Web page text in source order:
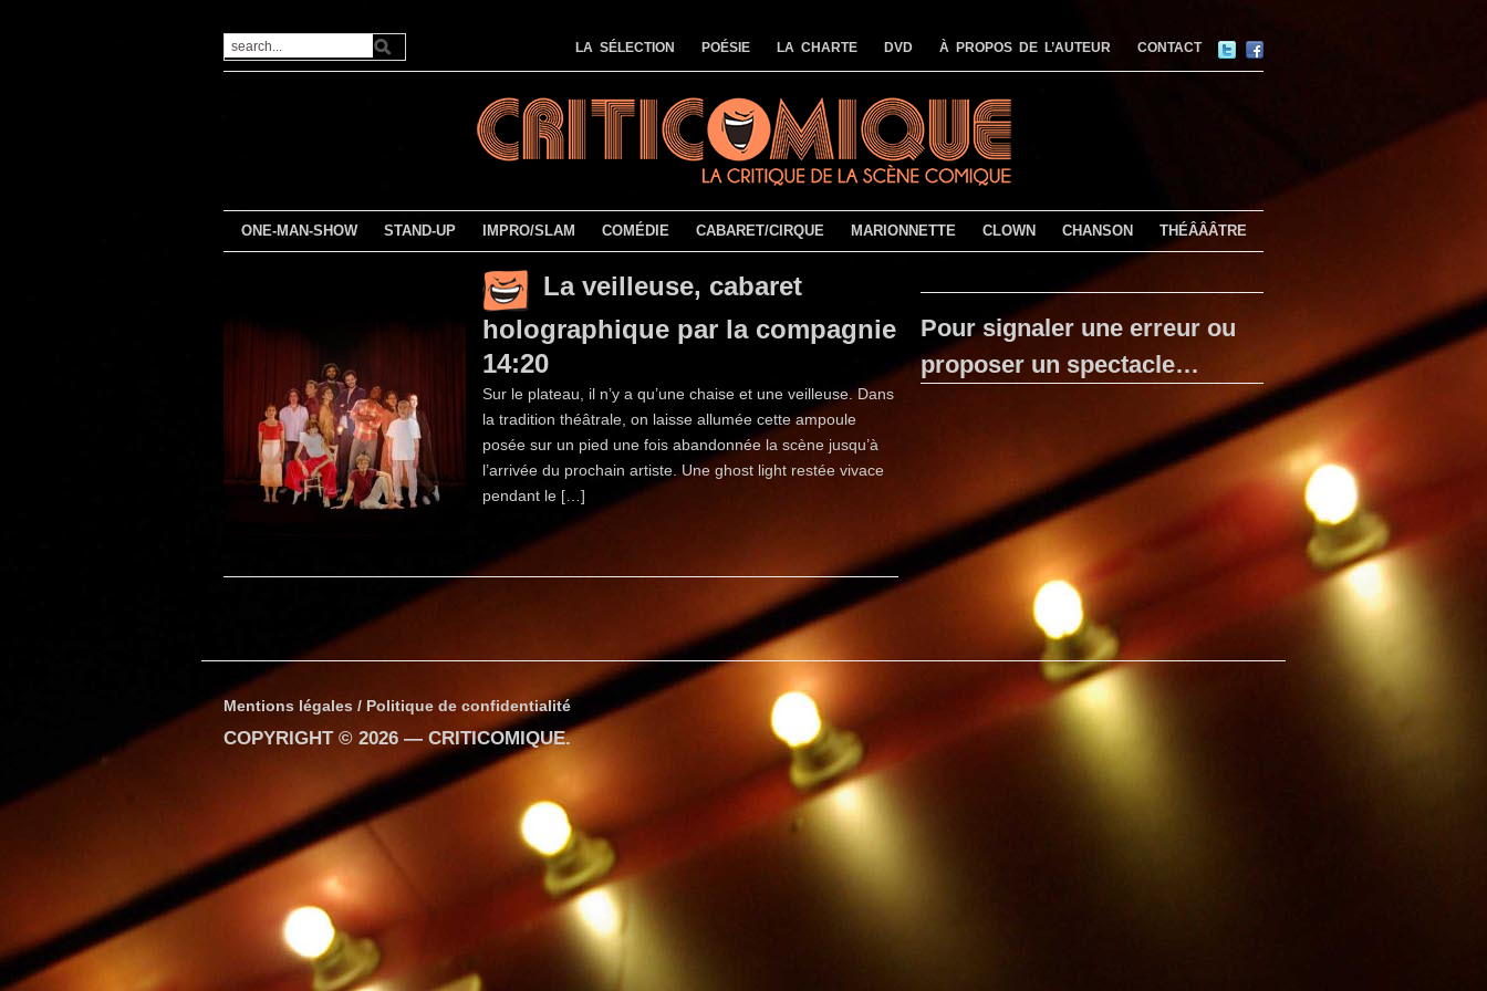
LA SÉLECTION POÉSIE LA CHARTE DVD À PROPOS DE L’AUTEUR CONTACT
ONE-MAN-SHOW STAND-UP IMPRO/SLAM COMÉDIE CABARET/CIRQUE MARIONNETTE CLOWN CHANSON THÉÂÂÂTRE
La veilleuse, cabaret
holographique par la compagnie
14:20
Sur le plateau, il n’y a qu’une chaise et une veilleuse. Dans
la tradition théâtrale, on laisse allumée cette ampoule
posée sur un pied une fois abandonnée la scène jusqu’à
l’arrivée du prochain artiste. Une ghost light restée vivace
pendant le […]
Pour signaler une erreur ou
proposer un spectacle…
Mentions légales / Politique de confidentialité
COPYRIGHT © 2026 — CRITICOMIQUE.